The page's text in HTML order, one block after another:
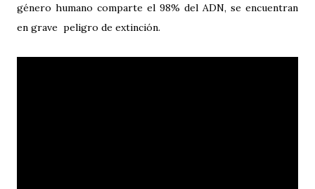
género humano comparte el 98% del ADN, se encuentran
en grave peligro de extinción.